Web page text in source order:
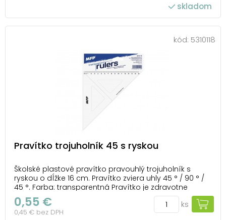
skladom
kód: 5310118
Pravítko trojuholník 45 s ryskou
Školské plastové pravítko pravouhlý trojuholník s
ryskou o dĺžke 16 cm. Pravítko zviera uhly 45 ° / 90 ° /
45 °. Farba: transparentná Pravítko je zdravotne
nezávadné a neobsahuje ftaláty. Dodávame v
plastovom puzdre so závesom. Dodávame v mixe 4
ks podľa skladovej zásoby. Uvedená cen...
0,55 €
0,45 € bez DPH
ks